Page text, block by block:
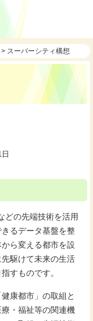
> スーパーシティ構想
どの先端技術を活用
るデータ基盤を整
ら変える都市を設
駆けて未来の生活
すものです。
康都市」の取組と
・福祉等の関連機